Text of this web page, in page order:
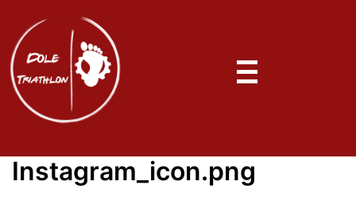
Instagram_icon.png